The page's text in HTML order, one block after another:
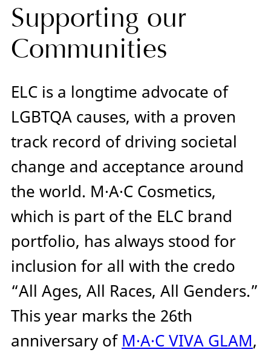
Supporting our
Communities
ELC is a longtime advocate of
LGBTQA causes, with a proven
track record of driving societal
change and acceptance around
the world. M·A·C Cosmetics,
which is part of the ELC brand
portfolio, has always stood for
inclusion for all with the credo
“All Ages, All Races, All Genders.”
This year marks the 26th
anniversary of M·A·C VIVA GLAM,